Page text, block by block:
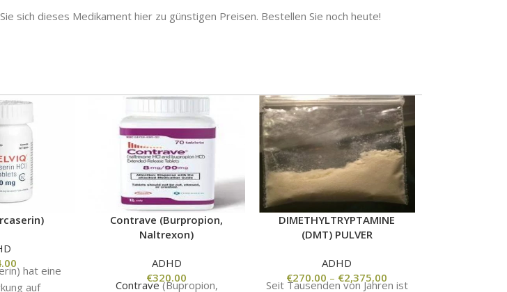
sich dieses Medikament hier zu günstigen Preisen. Bestellen Sie noch heute!
hat eine
auf
Contrave (Burpropion,
Naltrexon)
ADHD
€320.00
Contrave(Bupropion,
DIMETHYLTRYPTAMINE
(DMT) PULVER
ADHD
€270.00 – €2,375.00
Seit Tausenden von Jahren ist